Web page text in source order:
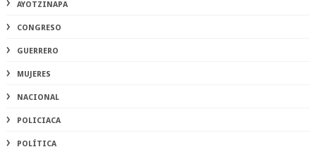
AYOTZINAPA
CONGRESO
GUERRERO
MUJERES
NACIONAL
POLICIACA
POLÍTICA